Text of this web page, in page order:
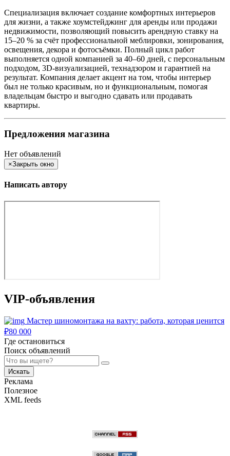
Специализация включает создание комфортных интерьеров
для жизни, а также хоумстейджинг для аренды или продажи
недвижимости, позволяющий повысить арендную ставку на
15–20 % за счёт профессиональной меблировки, зонирования,
освещения, декора и фотосъёмки. Полный цикл работ
выполняется одной компанией за 40–60 дней, с персональным
подходом, 3D-визуализацией, технадзором и гарантией на
результат. Компания делает акцент на том, чтобы интерьер
был не только красивым, но и функциональным, помогая
владельцам быстро и выгодно сдавать или продавать
квартиры.
Предложения магазина
Нет объявлений
×Закрыть окно
Написать автору
VIP-объявления
Мастер шиномонтажа на вахту: работа, которая ценится
₽80 000
Где остановиться
Поиск объявлений
Искать
Реклама
Полезное
XML feeds